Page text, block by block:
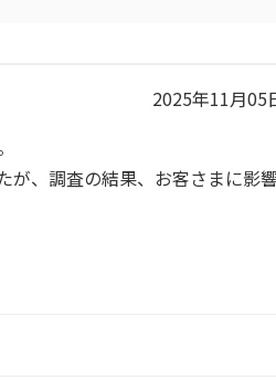
2025年11月05
、調査の結果、お客さまに影